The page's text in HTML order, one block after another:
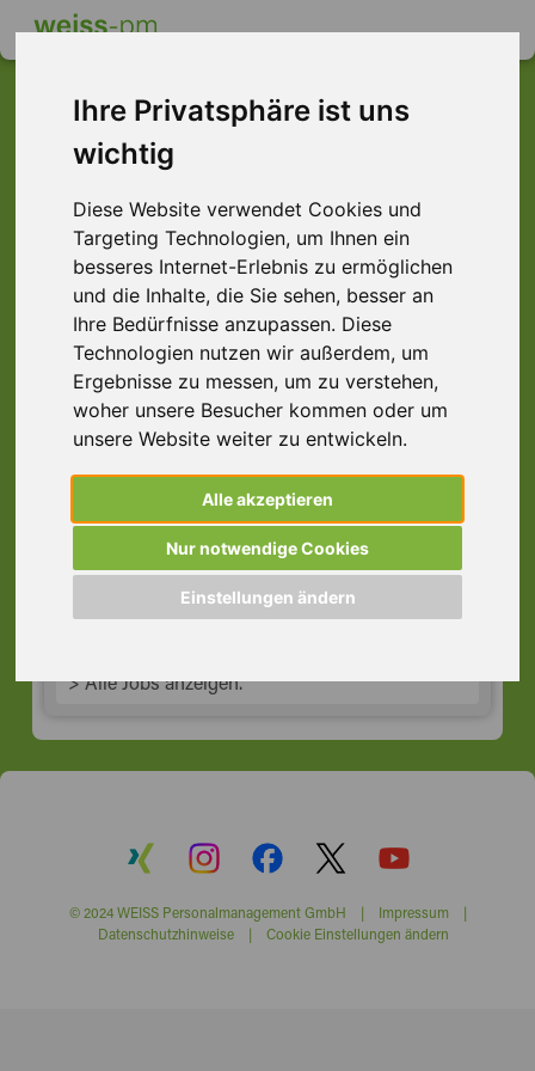
Ihre Privatsphäre ist uns
wichtig
Diese Website verwendet Cookies und
Targeting Technologien, um Ihnen ein
besseres Internet-Erlebnis zu ermöglichen
und die Inhalte, die Sie sehen, besser an
Ihre Bedürfnisse anzupassen. Diese
Technologien nutzen wir außerdem, um
Ergebnisse zu messen, um zu verstehen,
woher unsere Besucher kommen oder um
unsere Website weiter zu entwickeln.
Alle akzeptieren
Nur notwendige Cookies
Einstellungen ändern
Dieser Job ist leider
nicht mehr verfügbar ...
... aber vielleicht ist hier etwas dabei:
Sekretärin (m/w/d) Anwaltskanzlei
60325 Frankfurt am Main
> Alle Jobs anzeigen.
© 2024 WEISS Personalmanagement GmbH | Impressum|
Datenschutzhinweise| Cookie Einstellungen ändern